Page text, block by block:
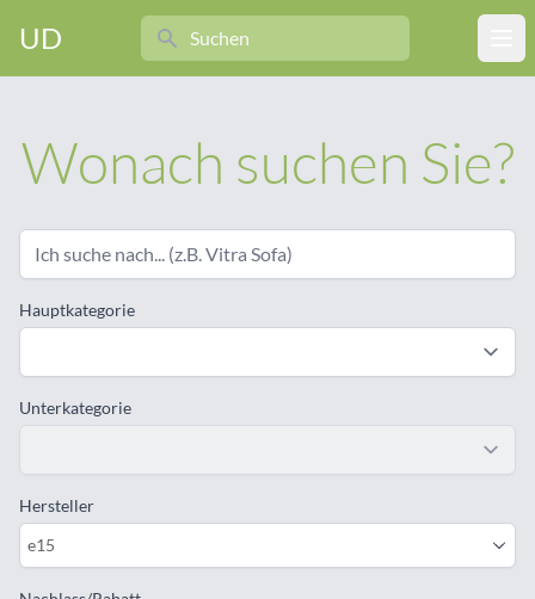
UD
Search
Wonach suchen Sie?
Hauptkategorie
Unterkategorie
Hersteller
e15